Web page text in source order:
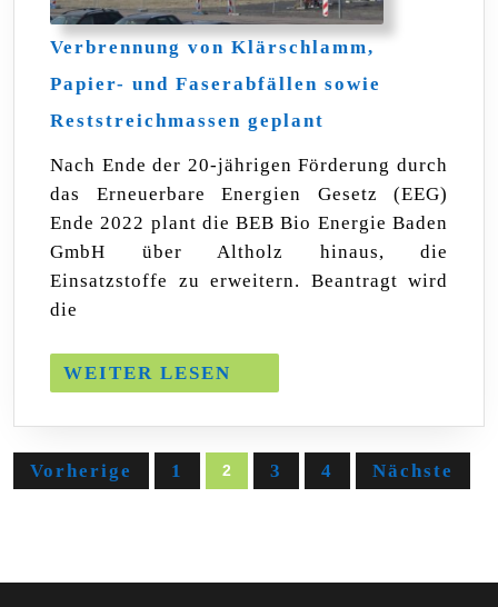
Verbrennung von Klärschlamm,
Papier- und Faserabfällen sowie
Reststreichmassen geplant
Papier-
und
Faserabfällen
sowie
geplant
Nach Ende der 20-jährigen Förderung durch
das Erneuerbare Energien Gesetz (EEG)
Ende 2022 plant die BEB Bio Energie Baden
GmbH über Altholz hinaus, die
Einsatzstoffe zu erweitern. Beantragt wird
die
WEITER LESEN
LESEN
Seitennummerierung
Vorherige 1 2 3 4 Nächste